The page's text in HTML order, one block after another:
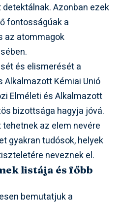
Azonban ezek
fontosságúak a
az atommagok
és elismerését a
Kémiai Unió
Elméleti és Alkalmazott
bizottsága hagyja jóvá.
az elem nevére
gyakran tudósok, helyek
neveznek el.
listája és főbb
bemutatjuk a